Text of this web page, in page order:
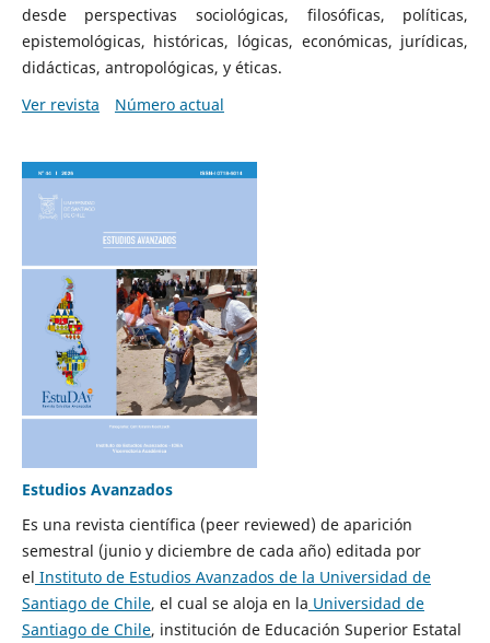
desde perspectivas sociológicas, filosóficas, políticas,
epistemológicas, históricas, lógicas, económicas, jurídicas,
didácticas, antropológicas, y éticas.
Ver revista
Número actual
Estudios Avanzados
Es una revista científica (peer reviewed) de aparición
semestral (junio y diciembre de cada año) editada por
el Instituto de Estudios Avanzados de la Universidad de
Santiago de Chile, el cual se aloja en la Universidad de
Santiago de Chile, institución de Educación Superior Estatal